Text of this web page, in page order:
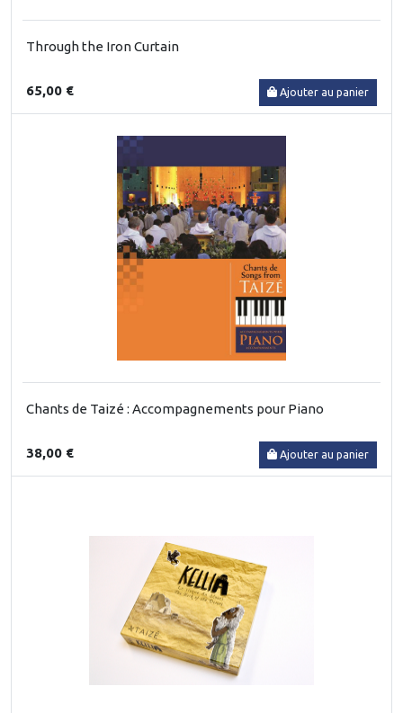
Through the Iron Curtain
65,00 € Ajouter au panier
Chants de Taizé : Accompagnements pour Piano
38,00 € Ajouter au panier